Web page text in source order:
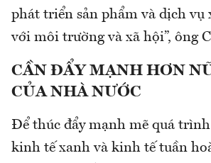
phát triển sản phẩm và dịch vụ
với môi trường và xã hội”, ông
CẦN ĐẨY MẠNH HƠN
CỦA NHÀ NƯỚC
Để thúc đẩy mạnh mẽ quá
kinh tế xanh và kinh tế tuần